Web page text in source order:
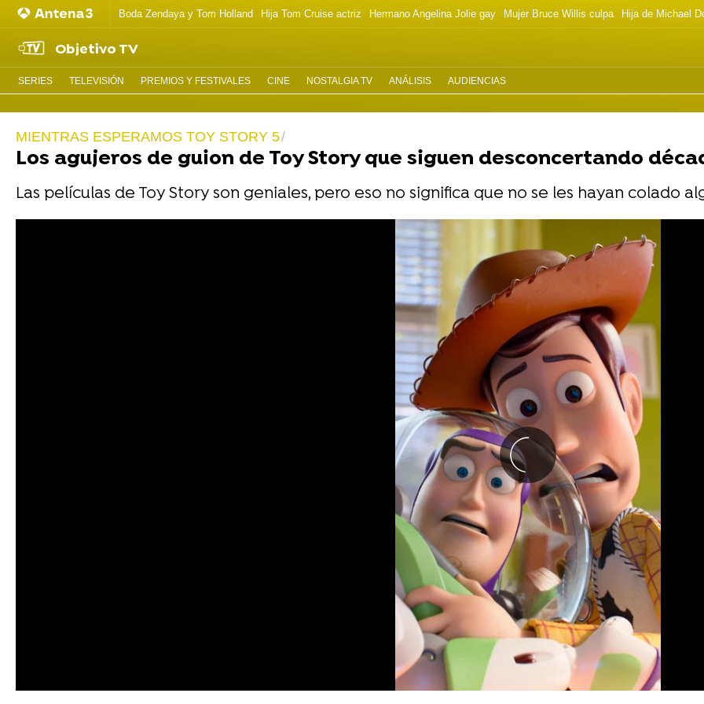
Boda Zendaya y Tom Holland Hija Tom Cruise actriz Hermano Angelina Jolie gay Mujer Bruce Willis culpa Hija de Michael
Objetivo TV
SERIES TELEVISIÓN PREMIOS Y FESTIVALES CINE NOSTALGIA TV ANÁLISIS AUDIENCIAS
MIENTRAS ESPERAMOS TOY STORY 5
Los agujeros de guion de Toy Story que siguen desconcertando
Las películas de Toy Story son geniales, pero eso no significa que no se les hayan colado